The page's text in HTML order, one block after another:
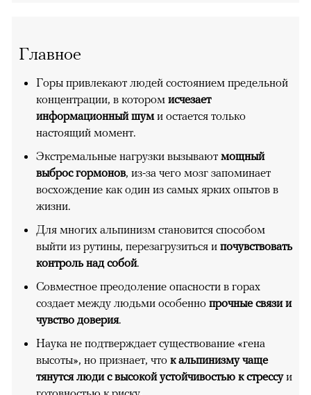
Главное
Горы привлекают людей состоянием предельной
концентрации, в котором исчезает
информационный шуми остается только
настоящий момент.
Экстремальные нагрузки вызывают мощный
выброс гормонов, из-за чего мозг запоминает
восхождение как один из самых ярких опытов в
жизни.
Для многих альпинизм становится способом
выйти из рутины, перезагрузиться и почувствовать
контроль над собой.
Совместное преодоление опасности в горах
создает между людьми особенно прочные связи и
чувство доверия.
Наука не подтверждает существование «гена
высоты», но признает, что к альпинизму чаще
тянутся люди с высокой устойчивостью к стрессуи